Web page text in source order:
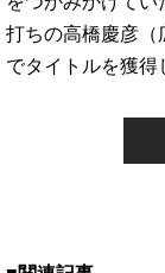
打ちの高橋慶彦（
でタイトルを獲